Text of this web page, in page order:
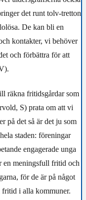
det runt tolv-tretton
De kan bli en
kontakter, vi behöver
och förbättra för att
räkna fritidsgårdar som
S) prata om att vi
på det så är det ju som
staden: föreningar
engagerade unga
en meningsfull fritid och
för de är på något
fritid i alla kommuner.